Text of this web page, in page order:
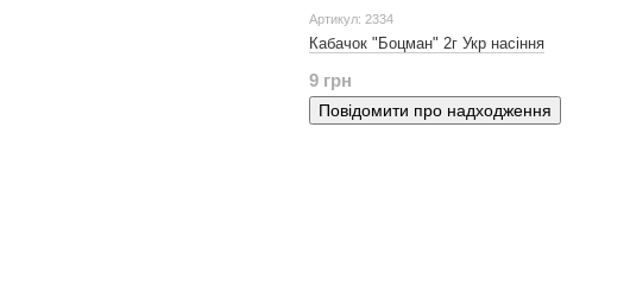
Артикул: 2334
Кабачок "Боцман" 2г Укр насіння
9 грн
Повідомити про надходження